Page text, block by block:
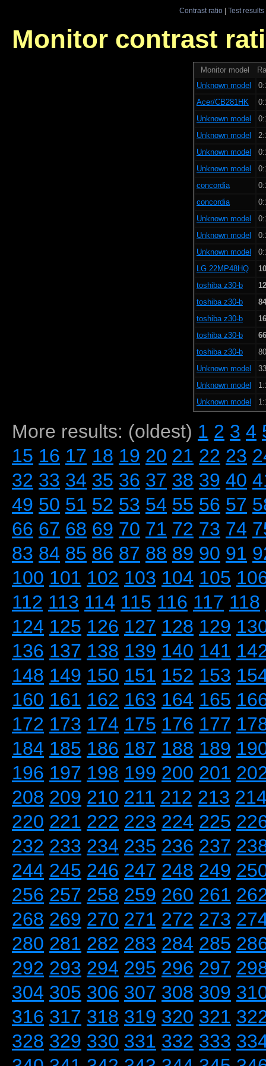
Contrast ratio| Test results
Monitor contrast
Monitor model
Unknown model
Acer/CB281HK
Unknown model
Unknown model
Unknown model
Unknown model
concordia
concordia
Unknown model
Unknown model
Unknown model
LG 22MP48HQ
toshiba z30-b
toshiba z30-b
toshiba z30-b
toshiba z30-b
toshiba z30-b
Unknown model
Unknown model
Unknown model
More results: (oldest) 1 2 3 4
15 16 17 18 19 20 21 22 23
32 33 34 35 36 37 38 39 40
49 50 51 52 53 54 55 56 57
66 67 68 69 70 71 72 73 74
83 84 85 86 87 88 89 90 91
100 101 102 103 104 105
112 113 114 115 116 117 118
124 125 126 127 128 129
136 137 138 139 140 141
148 149 150 151 152 153
160 161 162 163 164 165
172 173 174 175 176 177
184 185 186 187 188 189
196 197 198 199 200 201
208 209 210 211 212 213
220 221 222 223 224 225
232 233 234 235 236 237
244 245 246 247 248 249
256 257 258 259 260 261
268 269 270 271 272 273
280 281 282 283 284 285
292 293 294 295 296 297
304 305 306 307 308 309
316 317 318 319 320 321
328 329 330 331 332 333